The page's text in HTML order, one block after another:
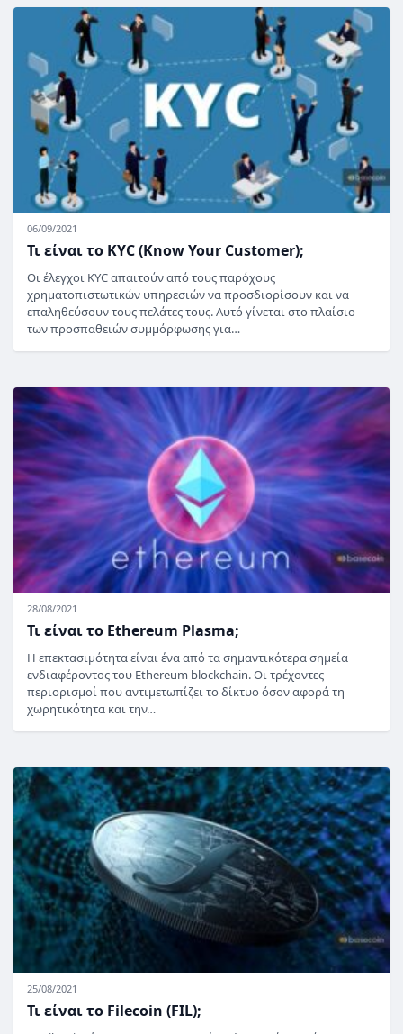
06/09/2021
Τι είναι το KYC (Know Your Customer);
Οι έλεγχοι KYC απαιτούν από τους παρόχους
χρηματοπιστωτικών υπηρεσιών να προσδιορίσουν και να
επαληθεύσουν τους πελάτες τους. Αυτό γίνεται στο πλαίσιο
των προσπαθειών συμμόρφωσης για…
28/08/2021
Τι είναι το Ethereum Plasma;
Η επεκτασιμότητα είναι ένα από τα σημαντικότερα σημεία
ενδιαφέροντος του Ethereum blockchain. Οι τρέχοντες
περιορισμοί που αντιμετωπίζει το δίκτυο όσον αφορά τη
χωρητικότητα και την…
25/08/2021
Τι είναι το Filecoin (FIL);